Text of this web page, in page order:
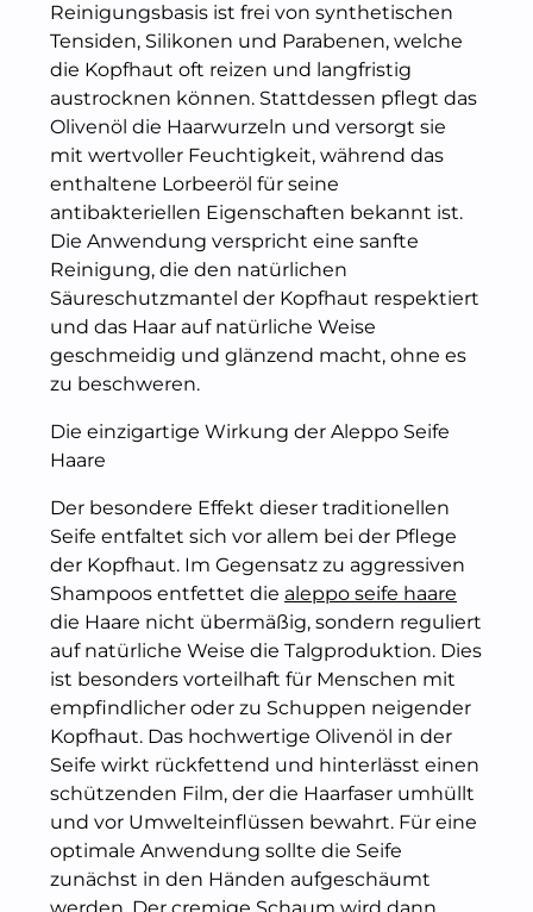
Reinigungsbasis ist frei von synthetischen
Tensiden, Silikonen und Parabenen, welche
die Kopfhaut oft reizen und langfristig
austrocknen können. Stattdessen pflegt das
Olivenöl die Haarwurzeln und versorgt sie
mit wertvoller Feuchtigkeit, während das
enthaltene Lorbeeröl für seine
antibakteriellen Eigenschaften bekannt ist.
Die Anwendung verspricht eine sanfte
Reinigung, die den natürlichen
Säureschutzmantel der Kopfhaut respektiert
und das Haar auf natürliche Weise
geschmeidig und glänzend macht, ohne es
zu beschweren.
Die einzigartige Wirkung der Aleppo Seife
Haare
Der besondere Effekt dieser traditionellen
Seife entfaltet sich vor allem bei der Pflege
der Kopfhaut. Im Gegensatz zu aggressiven
Shampoos entfettet die aleppo seife haare
die Haare nicht übermäßig, sondern reguliert
auf natürliche Weise die Talgproduktion. Dies
ist besonders vorteilhaft für Menschen mit
empfindlicher oder zu Schuppen neigender
Kopfhaut. Das hochwertige Olivenöl in der
Seife wirkt rückfettend und hinterlässt einen
schützenden Film, der die Haarfaser umhüllt
und vor Umwelteinflüssen bewahrt. Für eine
optimale Anwendung sollte die Seife
zunächst in den Händen aufgeschäumt